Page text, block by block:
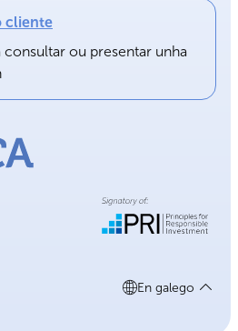
cliente
consultar ou presentar unha
En galego